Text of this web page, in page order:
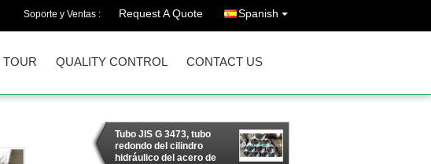
Soporte y Ventas : Request A Quote Spanish
TOUR QUALITY CONTROL CONTACT US
Tubo JIS G 3473, tubo
redondo del cilindro
hidráulico del acero de